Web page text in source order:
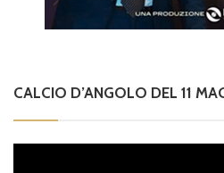
CALCIO D’ANGOLO DEL 11